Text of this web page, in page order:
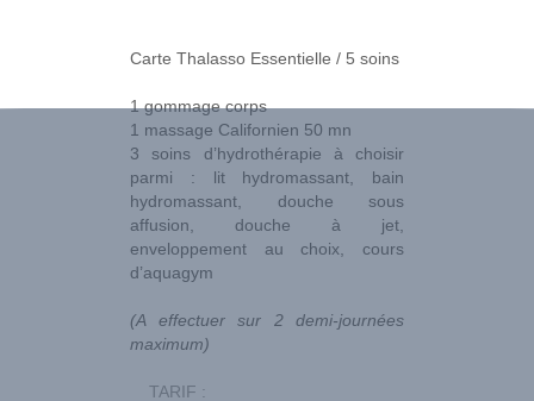
Carte Thalasso Essentielle / 5 soins
1 gommage corps
1 massage Californien 50 mn
3 soins d’hydrothérapie à choisir
parmi : lit hydromassant, bain
hydromassant, douche sous
affusion, douche à jet,
enveloppement au choix, cours
d’aquagym
(A effectuer sur 2 demi-journées
maximum)
TARIF :